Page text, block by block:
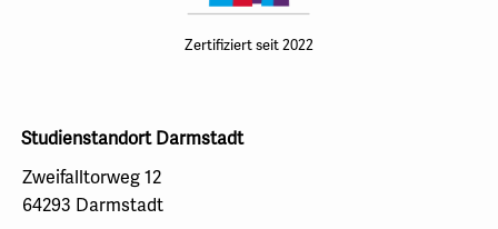
Zertifiziert seit 2022
Studienstandort Darmstadt
Zweifalltorweg 12
64293 Darmstadt